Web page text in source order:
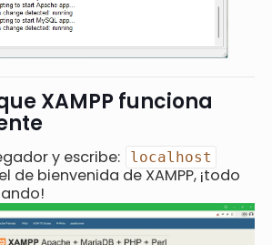
XAMPP funciona
y escribe: localhost
de bienvenida de XAMPP, ¡todo